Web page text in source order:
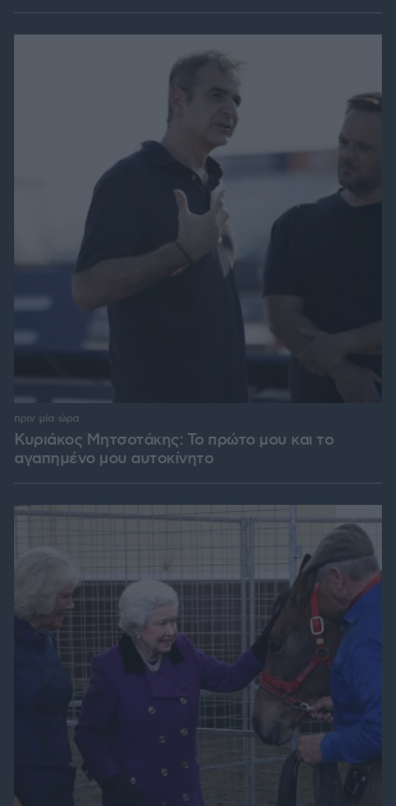
Κυριάκος Μητσοτάκης: Το πρώτο μου και το
αγαπημένο μου αυτοκίνητο
πριν μία ώρα